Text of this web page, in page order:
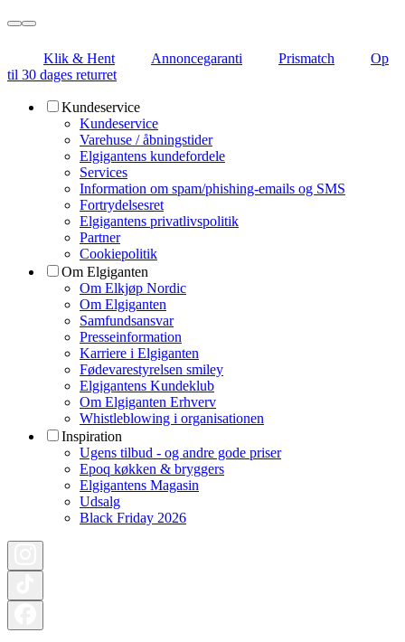
Klik & Hent Annoncegaranti Prismatch
Op
til 30 dages returret
Kundeservice
Kundeservice
Varehuse / åbningstider
Elgigantens kundefordele
Services
Information om spam/phishing-emails og SMS
Fortrydelsesret
Elgigantens privatlivspolitik
Partner
Cookiepolitik
Om Elgiganten
Om Elkjøp Nordic
Om Elgiganten
Samfundsansvar
Presseinformation
Karriere i Elgiganten
Fødevarestyrelsen smiley
Elgigantens Kundeklub
Om Elgiganten Erhverv
Whistleblowing i organisationen
Inspiration
Ugens tilbud - og andre gode priser
Epoq køkken & bryggers
Elgigantens Magasin
Udsalg
Black Friday 2026